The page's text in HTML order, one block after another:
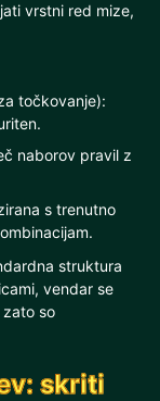
vrstni red mize,
točkovanje):
naborov pravil z
s trenutno
struktura
vendar se
so
skriti